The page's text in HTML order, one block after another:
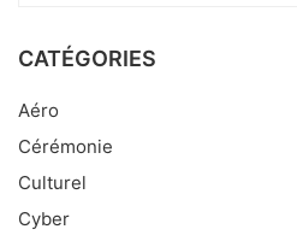
CATÉGORIES
Aéro
Cérémonie
Culturel
Cyber